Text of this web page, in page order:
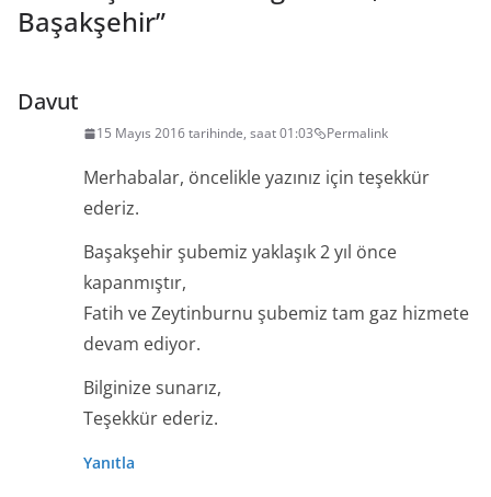
Başakşehir”
Davut
15 Mayıs 2016 tarihinde, saat 01:03 Permalink
Merhabalar, öncelikle yazınız için teşekkür
ederiz.
Başakşehir şubemiz yaklaşık 2 yıl önce
kapanmıştır,
Fatih ve Zeytinburnu şubemiz tam gaz hizmete
devam ediyor.
Bilginize sunarız,
Teşekkür ederiz.
Yanıtla